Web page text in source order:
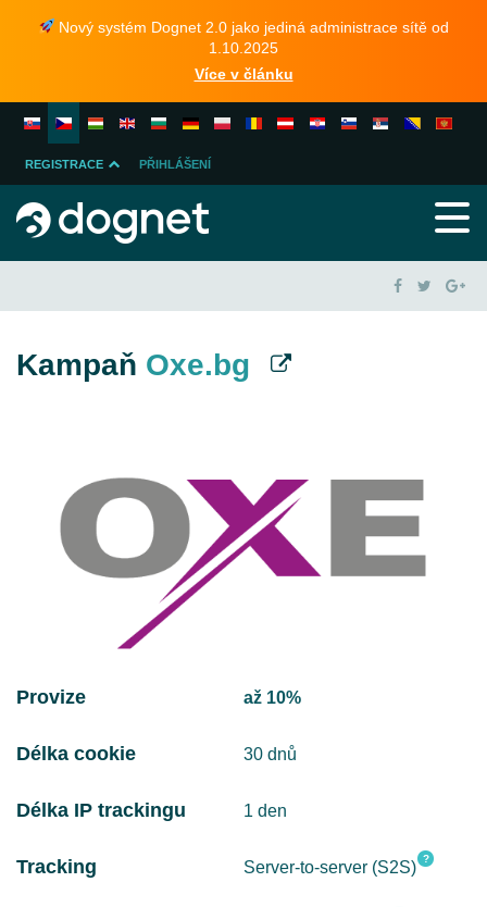
Nový systém Dognet 2.0 jako jediná administrace sítě od
1.10.2025
Více v článku
REGISTRACE
INZERENTA
PŘIHLÁŠENÍ
Kampaň Oxe.bg
Provize až 10%
Délka cookie 30 dnů
Délka IP trackingu 1 den
Tracking Server-to-server (S2S) ?